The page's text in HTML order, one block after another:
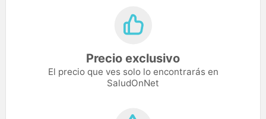
Precio exclusivo
El precio que ves solo lo encontrarás en
SaludOnNet